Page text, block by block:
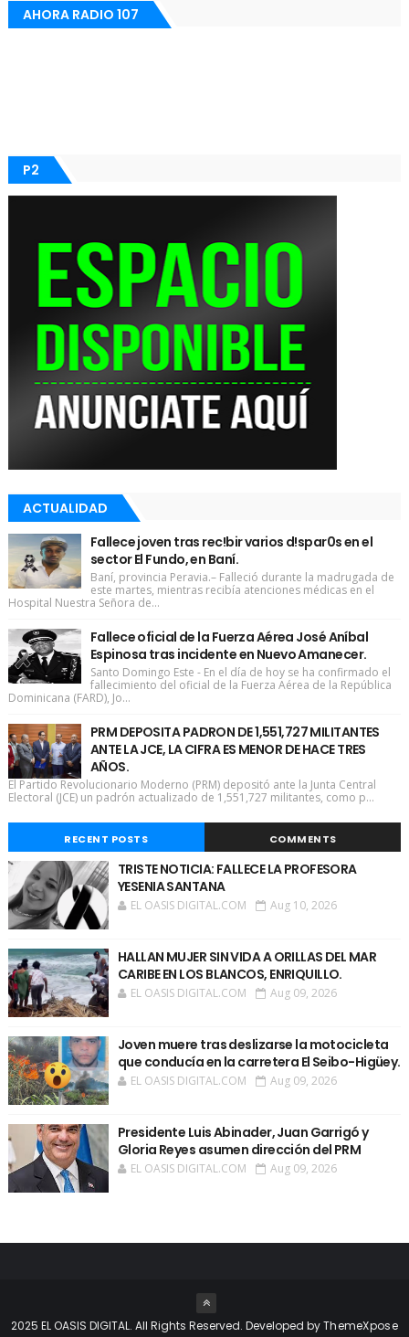
AHORA RADIO 107
P2
ACTUALIDAD
Fallece joven tras rec!bir varios d!spar0s en el
sector El Fundo, en Baní.
Baní, provincia Peravia.– Falleció durante la madrugada de
este martes, mientras recibía atenciones médicas en el
Hospital Nuestra Señora de...
Fallece oficial de la Fuerza Aérea José Aníbal
Espinosa tras incidente en Nuevo Amanecer.
Santo Domingo Este - En el día de hoy se ha confirmado el
fallecimiento del oficial de la Fuerza Aérea de la República
Dominicana (FARD), Jo...
PRM DEPOSITA PADRON DE 1,551,727 MILITANTES
ANTE LA JCE, LA CIFRA ES MENOR DE HACE TRES
AÑOS.
El Partido Revolucionario Moderno (PRM) depositó ante la Junta Central
Electoral (JCE) un padrón actualizado de 1,551,727 militantes, como p...
RECENT POSTS COMMENTS
TRISTE NOTICIA: FALLECE LA PROFESORA
YESENIA SANTANA
EL OASIS DIGITAL.COM Aug 10, 2026
HALLAN MUJER SIN VIDA A ORILLAS DEL MAR
CARIBE EN LOS BLANCOS, ENRIQUILLO.
EL OASIS DIGITAL.COM Aug 09, 2026
Joven muere tras deslizarse la motocicleta
que conducía en la carretera El Seibo-Higüey.
EL OASIS DIGITAL.COM Aug 09, 2026
Presidente Luis Abinader, Juan Garrigó y
Gloria Reyes asumen dirección del PRM
EL OASIS DIGITAL.COM Aug 09, 2026
2025 EL OASIS DIGITAL. All Rights Reserved. Developed byThemeXpose